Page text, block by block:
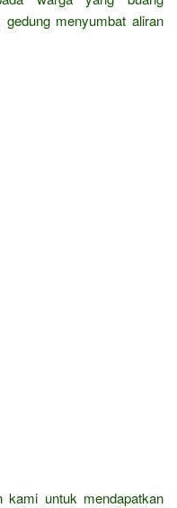
menyumbat aliran
kami untuk mendapatkan